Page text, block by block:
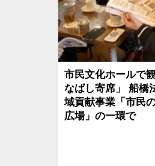
市民文化ホールで
なばし寄席」 船橋
域貢献事業「市民
広場」の一環で